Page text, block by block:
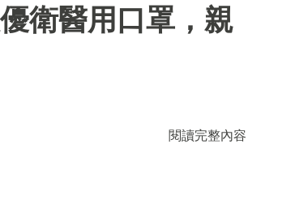
衛醫用口罩，親
閱讀完整內容